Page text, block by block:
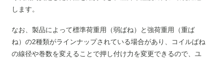
します。
なお、製品によって標準荷重用（弱ばね）と強荷重用（重ば
ね）の2種類がラインナップされている場合があり、コイルばね
の線径や巻数を変えることで押し付け力を変更できるので、ユ